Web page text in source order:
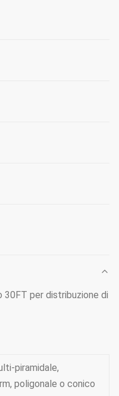
30FT per distribuzione di
piramidale,
poligonale o conico